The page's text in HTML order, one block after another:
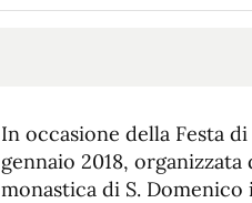
In occasione della Festa
gennaio 2018,
monastica di S. Domenico